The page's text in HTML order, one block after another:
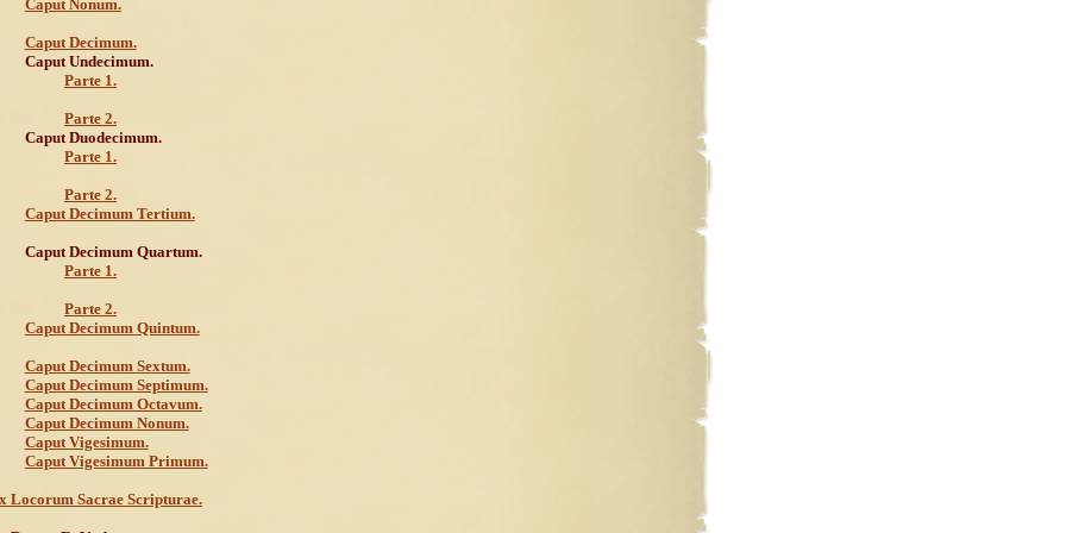
Caput Nonum.
Caput Decimum.
Caput Undecimum.
Parte 1.
Parte 2.
Caput Duodecimum.
Parte 1.
Parte 2.
Caput Decimum Tertium.
Caput Decimum Quartum.
Parte 1.
Parte 2.
Caput Decimum Quintum.
Caput Decimum Sextum.
Caput Decimum Septimum.
Caput Decimum Octavum.
Caput Decimum Nonum.
Caput Vigesimum.
Caput Vigesimum Primum.
Locorum Sacrae Scripturae.